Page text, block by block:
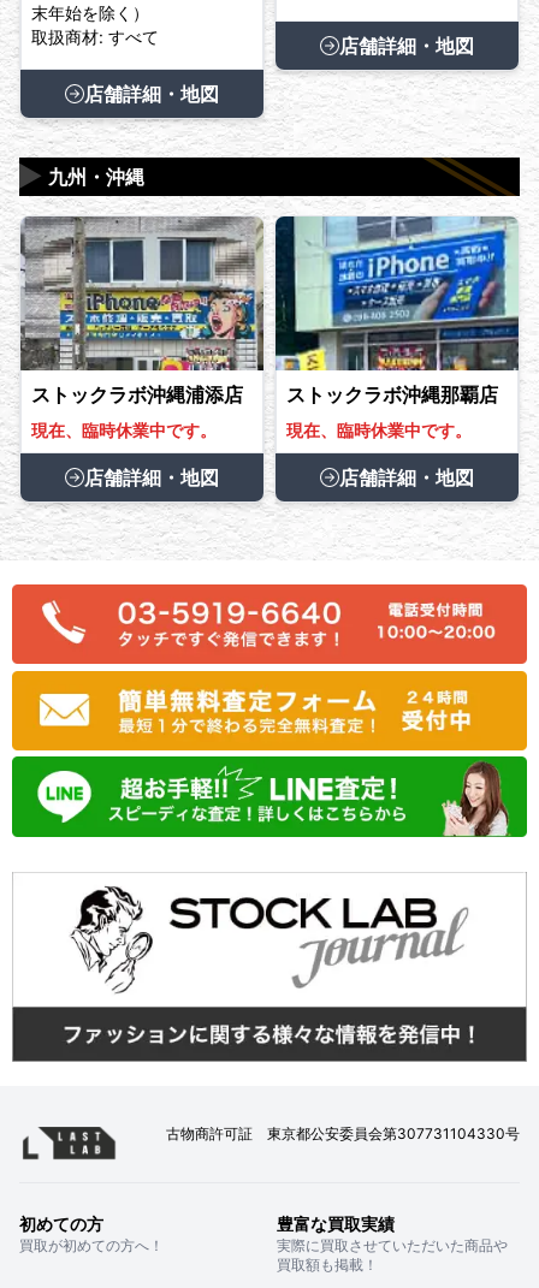
末年始を除く）
取扱商材: すべて
店舗詳細・地図
店舗詳細・地図
九州・沖縄
▶
ストックラボ沖縄浦添店
現在、臨時休業中です。
店舗詳細・地図
ストックラボ沖縄那覇店
現在、臨時休業中です。
店舗詳細・地図
古物商許可証 東京都公安委員会第307731104330号
初めての方
買取が初めての方へ！
豊富な買取実績
実際に買取させていただいた商品や
買取額も掲載！